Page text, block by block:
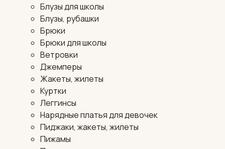
Блузы для школы
Блузы, рубашки
Брюки
Брюки для школы
Ветровки
Джемперы
Жакеты, жилеты
Куртки
Леггинсы
Нарядные платья для девочек
Пиджаки, жакеты, жилеты
Пижамы